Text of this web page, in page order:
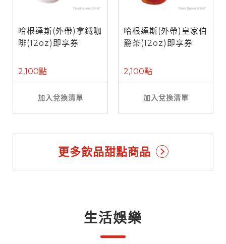
哈根達斯(外帶)拿鐵咖
啡(12oz)即享券
2,100點
加入兌換清單
哈根達斯(外帶)皇家伯
爵茶(12oz)即享券
2,100點
加入兌換清單
更多飲品甜點商品
生活娛樂